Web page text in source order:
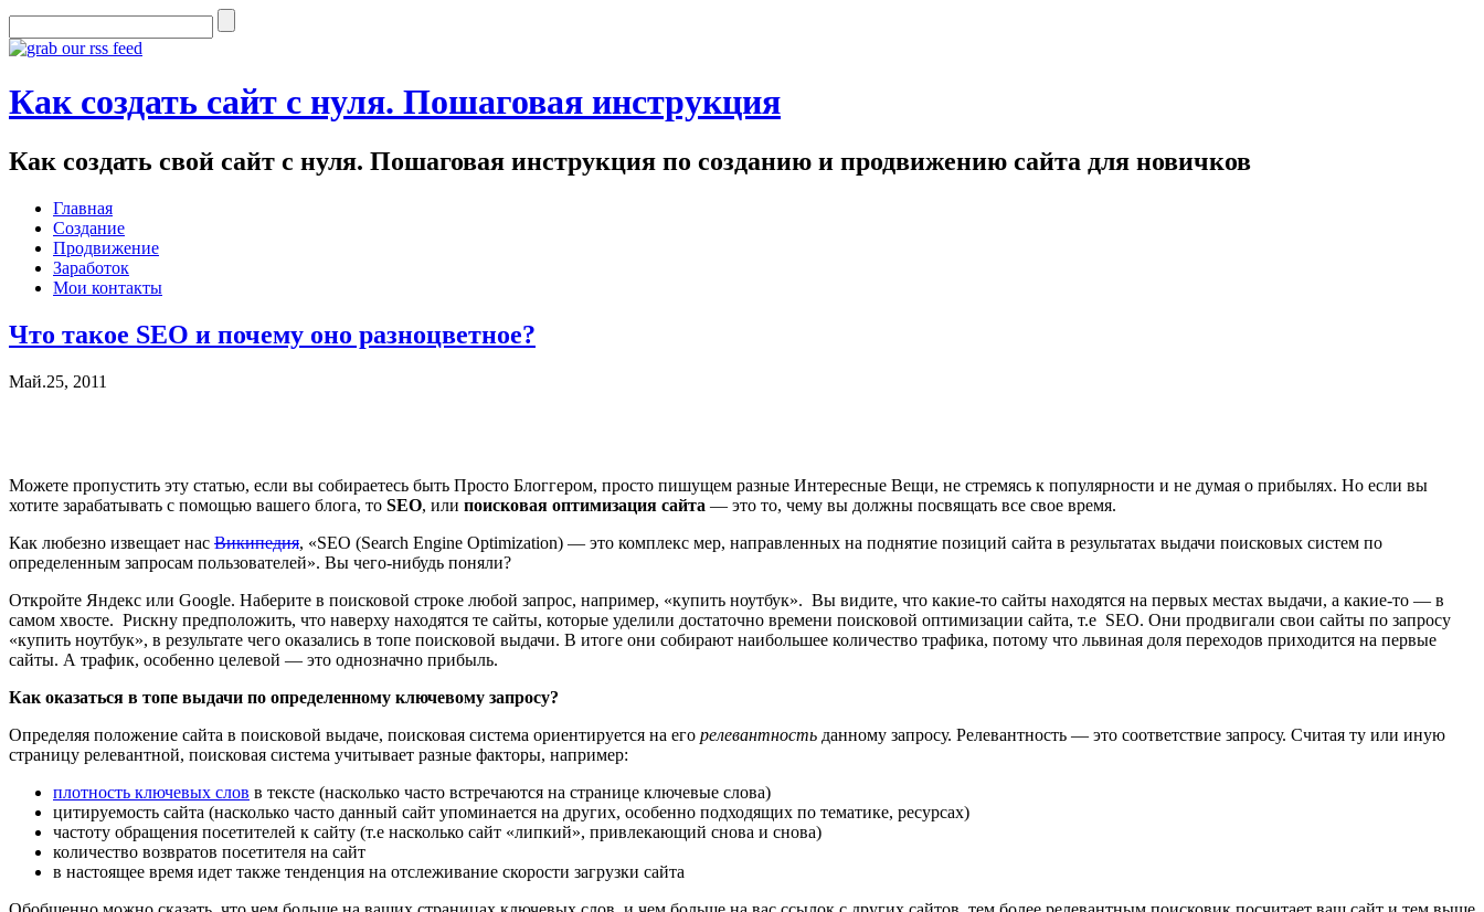
Как создать сайт с нуля. Пошаговая инструкция
Как создать свой сайт с нуля. Пошаговая инструкция по созданию и продвижению сайта для новичков
Главная
Создание
Продвижение
Заработок
Мои контакты
Что такое SEO и почему оно разноцветное?
Май.25, 2011
Можете пропустить эту статью, если вы собираетесь быть Просто Блоггером, просто пишущем разные Интересные Вещи, не стремясь к популярности и не думая о прибылях. Но если вы
хотите зарабатывать с помощью вашего блога, то SEO, или поисковая оптимизация сайта — это то, чему вы должны посвящать все свое время.
Как любезно извещает нас Википедия, «SEO (Search Engine Optimization) — это комплекс мер, направленных на поднятие позиций сайта в результатах выдачи поисковых систем по
определенным запросам пользователей». Вы чего-нибудь поняли?
Откройте Яндекс или Google. Наберите в поисковой строке любой запрос, например, «купить ноутбук». Вы видите, что какие-то сайты находятся на первых местах выдачи, а какие-то — в
самом хвосте. Рискну предположить, что наверху находятся те сайты, которые уделили достаточно времени поисковой оптимизации сайта, т.е SEO. Они продвигали свои сайты по запросу
«купить ноутбук», в результате чего оказались в топе поисковой выдачи. В итоге они собирают наибольшее количество трафика, потому что львиная доля переходов приходится на первые
сайты. А трафик, особенно целевой — это однозначно прибыль.
Как оказаться в топе выдачи по определенному ключевому запросу?
Определяя положение сайта в поисковой выдаче, поисковая система ориентируется на его релевантность данному запросу. Релевантность — это соответствие запросу. Считая ту или иную
страницу релевантной, поисковая система учитывает разные факторы, например:
плотность ключевых слов в тексте (насколько часто встречаются на странице ключевые слова)
цитируемость сайта (насколько часто данный сайт упоминается на других, особенно подходящих по тематике, ресурсах)
частоту обращения посетителей к сайту (т.е насколько сайт «липкий», привлекающий снова и снова)
количество возвратов посетителя на сайт
в настоящее время идет также тенденция на отслеживание скорости загрузки сайта